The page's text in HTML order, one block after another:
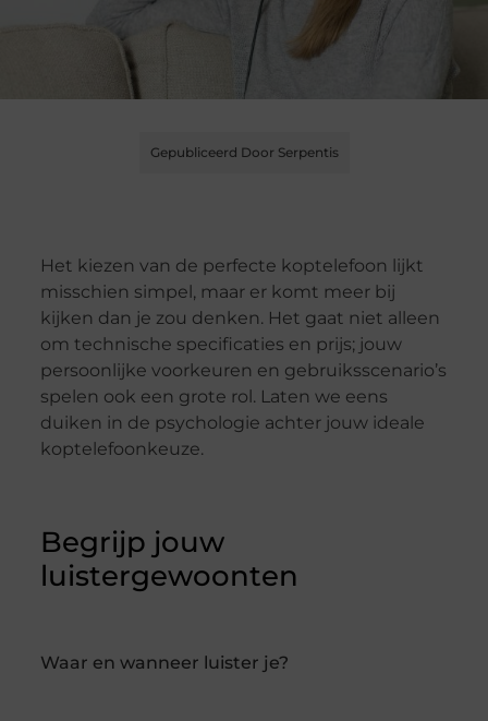
Gepubliceerd Door Serpentis
Het kiezen van de perfecte koptelefoon lijkt
misschien simpel, maar er komt meer bij
kijken dan je zou denken. Het gaat niet alleen
om technische specificaties en prijs; jouw
persoonlijke voorkeuren en gebruiksscenario’s
spelen ook een grote rol. Laten we eens
duiken in de psychologie achter jouw ideale
koptelefoonkeuze.
Begrijp jouw
luistergewoonten
Waar en wanneer luister je?